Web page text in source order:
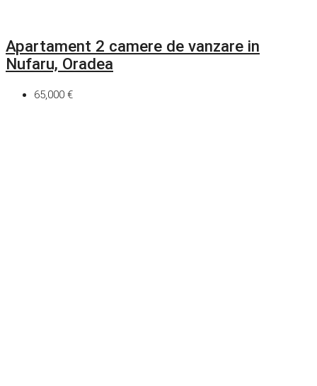
Apartament 2 camere de vanzare in
Nufaru, Oradea
65,000 €